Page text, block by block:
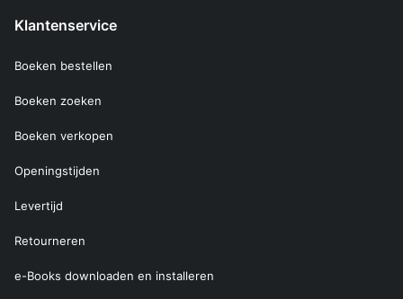
Klantenservice
Boeken bestellen
Boeken zoeken
Boeken verkopen
Openingstijden
Levertijd
Retourneren
e-Books downloaden en installeren